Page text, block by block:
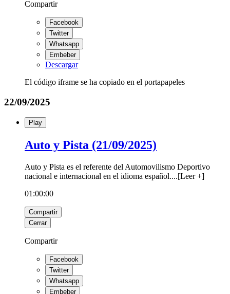
Compartir
Facebook
Twitter
Whatsapp
Embeber
Descargar
El código iframe se ha copiado en el portapapeles
22/09/2025
Play
Auto y Pista (21/09/2025)
Auto y Pista es el referente del Automovilismo Deportivo
nacional e internacional en el idioma español....[Leer +]
01:00:00
Compartir
Cerrar
Compartir
Facebook
Twitter
Whatsapp
Embeber